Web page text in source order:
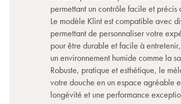
permettant un contrôle facile et
Le modèle Klint est compatible avec
permettant de personnaliser votre
pour être durable et facile à
un environnement humide comme la
Robuste, pratique et esthétique, le
votre douche en un espace agréable
longévité et une performance